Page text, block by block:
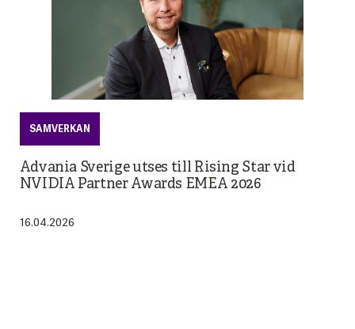
SAMVERKAN
Advania Sverige utses till Rising Star vid
NVIDIA Partner Awards EMEA 2026
16.04.2026